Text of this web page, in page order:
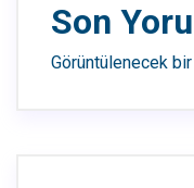
Son
Görüntülenecek